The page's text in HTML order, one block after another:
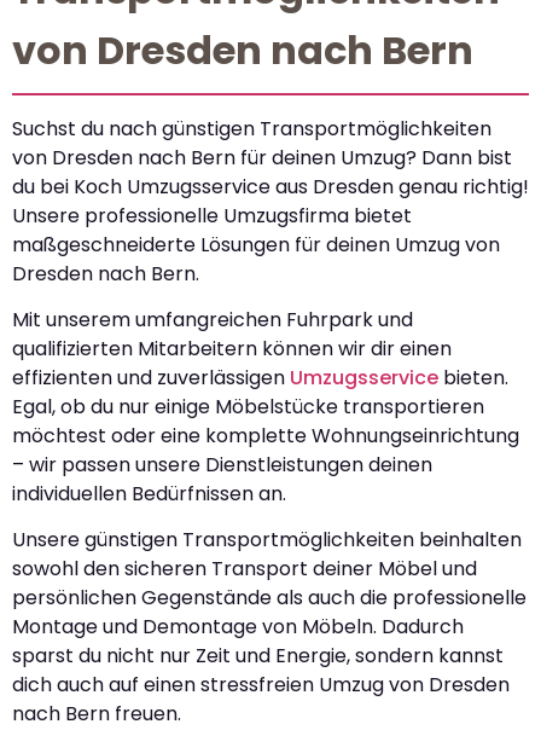
von Dresden nach Bern
Suchst du nach günstigen Transportmöglichkeiten
von Dresden nach Bern für deinen Umzug? Dann bist
du bei Koch Umzugsservice aus Dresden genau richtig!
Unsere professionelle Umzugsfirma bietet
maßgeschneiderte Lösungen für deinen Umzug von
Dresden nach Bern.
Mit unserem umfangreichen Fuhrpark und
qualifizierten Mitarbeitern können wir dir einen
effizienten und zuverlässigen Umzugsservice bieten.
Egal, ob du nur einige Möbelstücke transportieren
möchtest oder eine komplette Wohnungseinrichtung
– wir passen unsere Dienstleistungen deinen
individuellen Bedürfnissen an.
Unsere günstigen Transportmöglichkeiten beinhalten
sowohl den sicheren Transport deiner Möbel und
persönlichen Gegenstände als auch die professionelle
Montage und Demontage von Möbeln. Dadurch
sparst du nicht nur Zeit und Energie, sondern kannst
dich auch auf einen stressfreien Umzug von Dresden
nach Bern freuen.